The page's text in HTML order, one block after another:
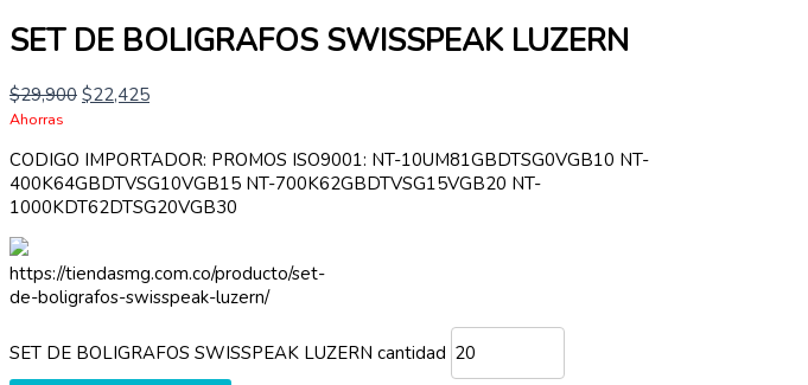
SET DE BOLIGRAFOS SWISSPEAK LUZERN
$29,900 $22,425
Ahorras
CODIGO IMPORTADOR: PROMOS ISO9001: NT-10UM81GBDTSG0VGB10 NT-
400K64GBDTVSG10VGB15 NT-700K62GBDTVSG15VGB20 NT-
1000KDT62DTSG20VGB30
https://tiendasmg.com.co/producto/set-
de-boligrafos-swisspeak-luzern/
SET DE BOLIGRAFOS SWISSPEAK LUZERN cantidad